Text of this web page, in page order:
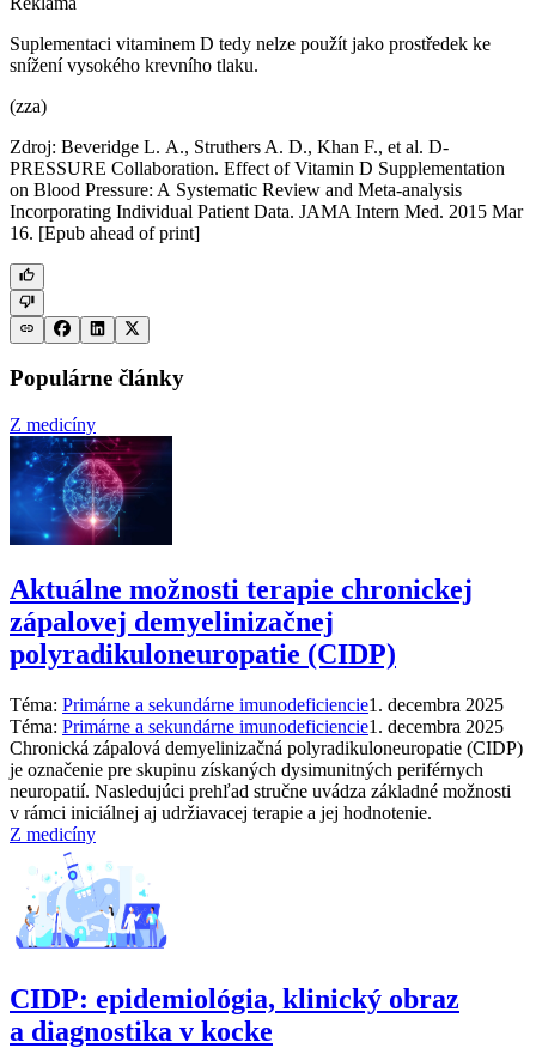
Suplementaci vitaminem D tedy nelze použít jako prostředek ke
snížení vysokého krevního tlaku.
(zza)
Zdroj: Beveridge L. A., Struthers A. D., Khan F., et al. D-
PRESSURE Collaboration. Effect of Vitamin D Supplementation
on Blood Pressure: A Systematic Review and Meta-analysis
Incorporating Individual Patient Data. JAMA Intern Med. 2015 Mar
16. [Epub ahead of print]
Populárne články
Z medicíny
Aktuálne možnosti terapie chronickej
zápalovej demyelinizačnej
polyradikuloneuropatie (CIDP)
Téma: Primárne a sekundárne imunodeficiencie1. decembra 2025
Téma: Primárne a sekundárne imunodeficiencie1. decembra 2025
Chronická zápalová demyelinizačná polyradikuloneuropatie (CIDP)
je označenie pre skupinu získaných dysimunitných periférnych
neuropatií. Nasledujúci prehľad stručne uvádza základné možnosti
v rámci iniciálnej aj udržiavacej terapie a jej hodnotenie.
Z medicíny
CIDP: epidemiológia, klinický obraz
a diagnostika v kocke